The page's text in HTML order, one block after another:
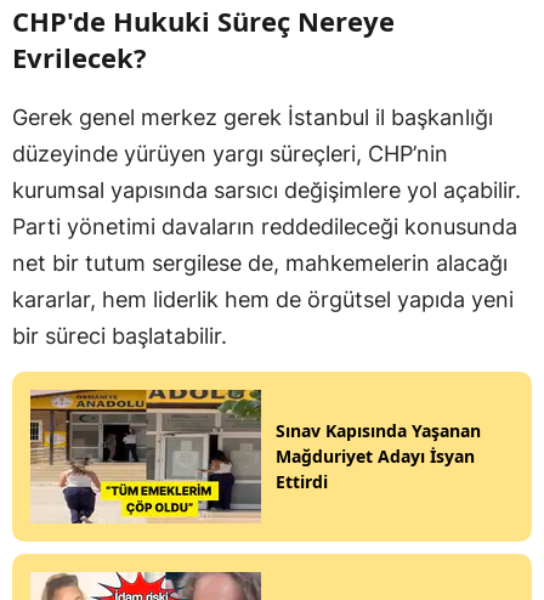
CHP'de Hukuki Süreç Nereye
Evrilecek?
Gerek genel merkez gerek İstanbul il başkanlığı
düzeyinde yürüyen yargı süreçleri, CHP’nin
kurumsal yapısında sarsıcı değişimlere yol açabilir.
Parti yönetimi davaların reddedileceği konusunda
net bir tutum sergilese de, mahkemelerin alacağı
kararlar, hem liderlik hem de örgütsel yapıda yeni
bir süreci başlatabilir.
Sınav Kapısında Yaşanan
Mağduriyet Adayı İsyan
Ettirdi